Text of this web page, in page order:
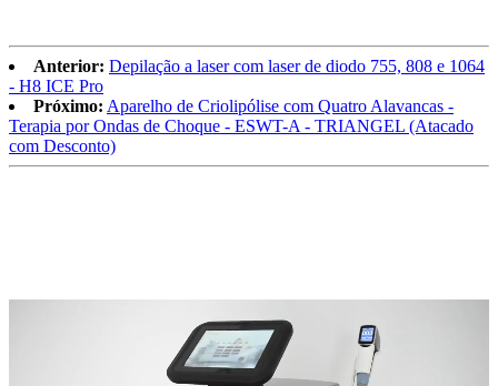
Anterior: Depilação a laser com laser de diodo 755, 808 e 1064
- H8 ICE Pro
Próximo: Aparelho de Criolipólise com Quatro Alavancas -
Terapia por Ondas de Choque - ESWT-A - TRIANGEL (Atacado
com Desconto)